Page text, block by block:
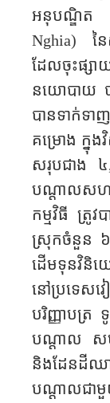
អនុបណ្ឌិ
Nghia)
ន
ដែលចុះផ្សា
នយោបាយ ប
បានទាក់ទ
គម្រោង ក្នុ
សរុបជាង ៤
បណ្តាលស
កម្មវិធី ត្រូវ
ស្រុកចំនួន ៦
ដើមទុនវិនិយ
នៅប្រទេ
បរិញ្ញាបត្រ
បណ្តាល​​ សហ
និងដែនដីឈ
បណ្ដាលជា